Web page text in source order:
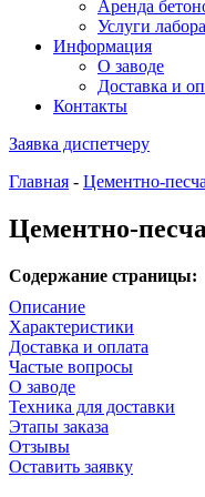
Аренда
Услуги
Информация
О заводе
Доставка и
Контакты
Заявка диспетчеру
Главная - Цементно-
Цементно-
Содержание страницы:
Описание
Характеристики
Доставка и оплата
Частые вопросы
О заводе
Техника для доставки
Этапы заказа
Отзывы
Оставить заявку